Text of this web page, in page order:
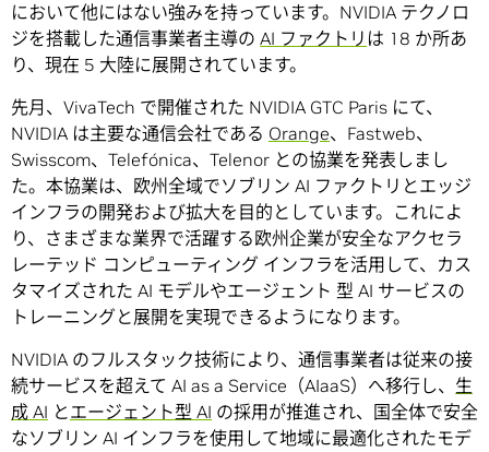
において他にはない強みを持っています。NVIDIA テクノロ
ジを搭載した通信事業者主導の AI ファクトリ は 18 か所あ
り、現在 5 大陸に展開されています。
先月、VivaTech で開催された NVIDIA GTC Paris にて、
NVIDIA は主要な通信会社である Orange、Fastweb、
Swisscom、Telefónica、Telenor との協業を発表しまし
た。本協業は、欧州全域でソブリン AI ファクトリとエッジ
インフラの開発および拡大を目的としています。これによ
り、さまざまな業界で活躍する欧州企業が安全なアクセラ
レーテッド コンピューティング インフラを活用して、カス
タマイズされた AI モデルやエージェント 型 AI サービスの
トレーニングと展開を実現できるようになります。
NVIDIA のフルスタック技術により、通信事業者は従来の接
続サービスを超えて AI as a Service（AIaaS）へ移行し、 生
成 AI とエージェント型 AI の採用が推進され、国全体で安全
なソブリン AI インフラを使用して地域に最適化されたモデ